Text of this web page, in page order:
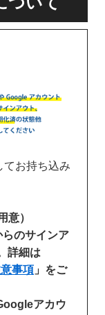
てお持ち込み
意）
のサインア
詳細は
事項 」をご
アカウ